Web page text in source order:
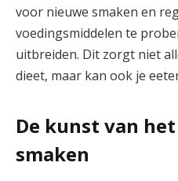
voor nieuwe smaken en
voedingsmiddelen te
uitbreiden. Dit zorgt niet
dieet, maar kan ook je
De kunst van
smaken